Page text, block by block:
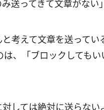
み送ってきて文章がな
考えて文章を送って
は、「ブロックしても
しては絶対に送らな